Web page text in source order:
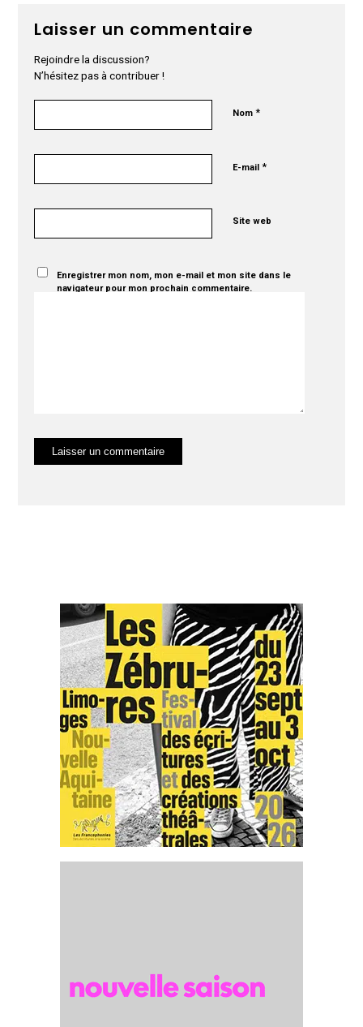
Laisser un commentaire
Rejoindre la discussion?
N’hésitez pas à contribuer !
Nom*
E-mail*
Site web
Enregistrer mon nom, mon e-mail et mon site dans le
navigateur pour mon prochain commentaire.